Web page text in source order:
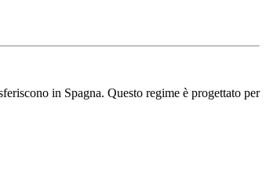
in Spagna. Questo regime è progettato per